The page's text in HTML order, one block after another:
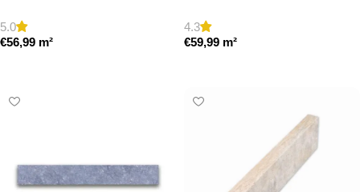
5.0
€56,99 m²
4.3
€59,99 m²